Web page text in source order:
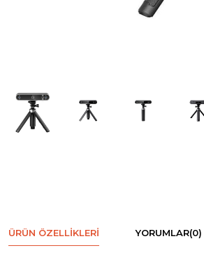
ÜRÜN ÖZELLIKLERI YORUMLAR(0)